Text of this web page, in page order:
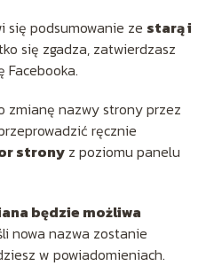
się podsumowanie ze starą i
się zgadza, zatwierdzasz
Facebooka.
zmianę nazwy strony przez
ręcznie
stronyz poziomu panelu
będzie możliwa
nowa nazwa zostanie
w powiadomieniach.